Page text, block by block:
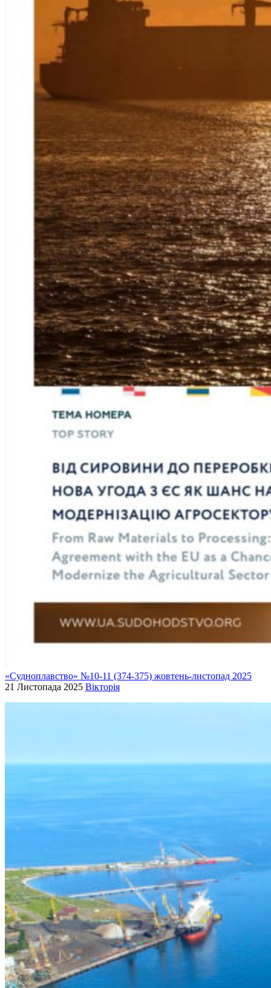
«Судноплавство» №10-11 (374-375) жовтень-листопад 2025
21 Листопада 2025 Вікторія